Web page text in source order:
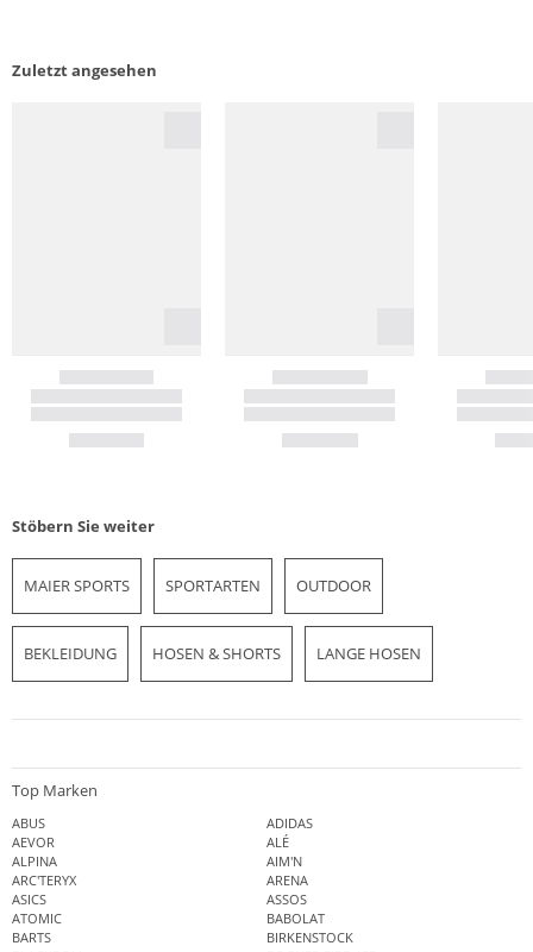
Zuletzt angesehen
Stöbern Sie weiter
MAIER SPORTS SPORTARTEN OUTDOOR
BEKLEIDUNG HOSEN & SHORTS LANGE HOSEN
Top Marken
ABUS
ADIDAS
AEVOR
ALÉ
ALPINA
AIM'N
ARC'TERYX
ARENA
ASICS
ASSOS
ATOMIC
BABOLAT
BARTS
BIRKENSTOCK